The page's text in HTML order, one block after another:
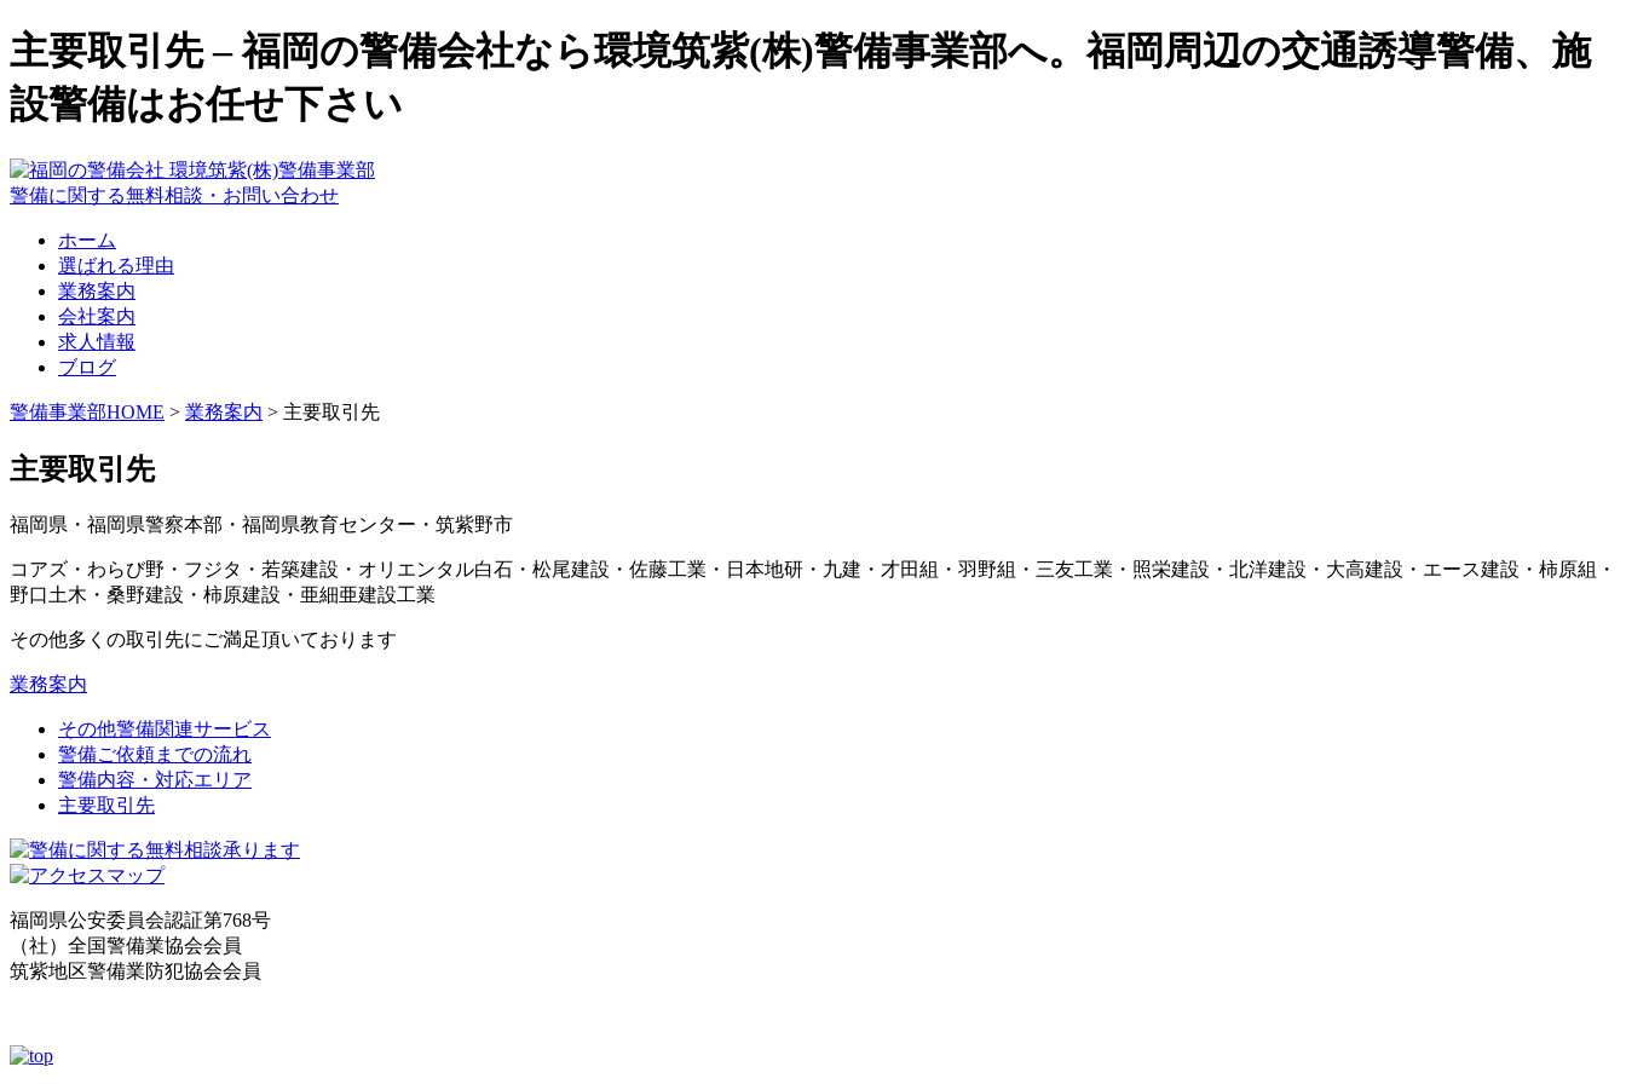
主要取引先 – 福岡の警備会社なら環境筑紫(株)警備事業部へ。福岡周辺の交通誘導警備、施
設警備はお任せ下さい
警備に関する無料相談・お問い合わせ
ホーム
選ばれる理由
業務案内
会社案内
求人情報
ブログ
警備事業部HOME > 業務案内 > 主要取引先
主要取引先
福岡県・福岡県警察本部・福岡県教育センター・筑紫野市
コアズ・わらび野・フジタ・若築建設・オリエンタル白石・松尾建設・佐藤工業・日本地研・九建・才田組・羽野組・三友工業・照栄建設・北洋建設・大高建設・エース建設・柿原組・
野口土木・桑野建設・柿原建設・亜細亜建設工業
その他多くの取引先にご満足頂いております
業務案内
その他警備関連サービス
警備ご依頼までの流れ
警備内容・対応エリア
主要取引先
福岡県公安委員会認証第768号
（社）全国警備業協会会員
筑紫地区警備業防犯協会会員